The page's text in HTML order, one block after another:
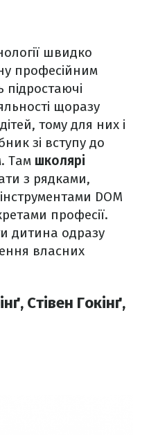
швидко
професійним
підростаючі
щоразу
тому для них і
зі вступу до
Там школярі
з рядками,
DOM
професії.
дитина одразу
власних
Стівен Гокінґ,